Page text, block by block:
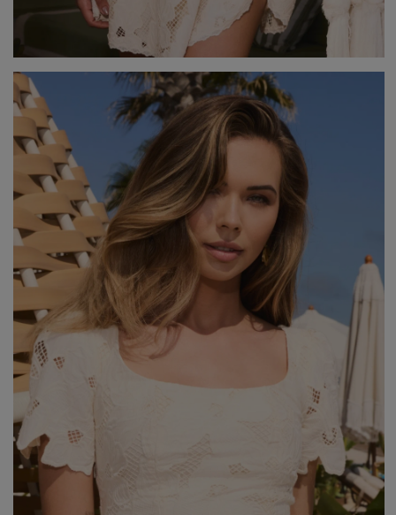
ŚWIĘTA
WALENTYNKI
STUDNIÓWKA
SYLWESTER
KOMUNIA
Styl / Rodzaj
WIECZOROWE
KARNAWAŁOWE
IMPREZOWE
WIZYTOWE
CASUALOWE
KOKTAJLOWE
KORONKOWE
DOPASOWANE
ROZKLOSZOWANE
ASYMETRYCZNE
BIZNESOWE
BOHO
JEANSOWE
DZIANINOWE
Z CEKINAMI
DLA KOBIET W CIĄŻY
ZOBACZ WSZYSTKIE ODKRYJ NOWOŚCI